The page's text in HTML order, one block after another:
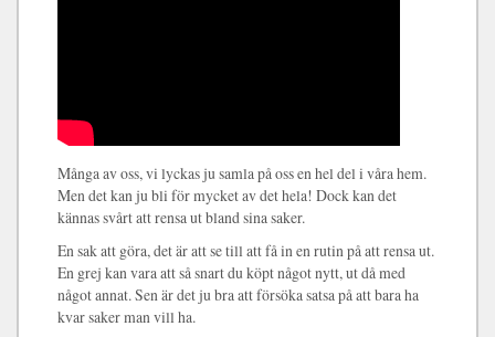
Många av oss, vi lyckas ju samla på oss en hel del i våra hem.
Men det kan ju bli för mycket av det hela! Dock kan det
kännas svårt att rensa ut bland sina saker.
En sak att göra, det är att se till att få in en rutin på att rensa ut.
En grej kan vara att så snart du köpt något nytt, ut då med
något annat. Sen är det ju bra att försöka satsa på att bara ha
kvar saker man vill ha.